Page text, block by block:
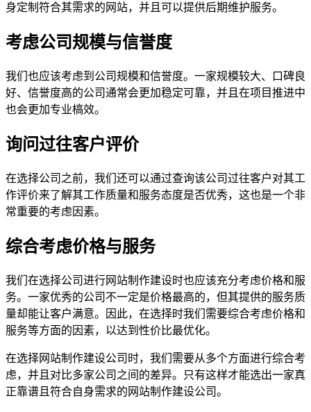
身定制符合其需求的网站，并且可以提供后期维护服务。
考虑公司规模与信誉度
我们也应该考虑到公司规模和信誉度。一家规模较大、口碑良
好、信誉度高的公司通常会更加稳定可靠，并且在项目推进中
也会更加专业槁效。
询问过往客户评价
在选择公司之前，我们还可以通过查询该公司过往客户对其工
作评价来了解其工作质量和服务态度是否优秀，这也是一个非
常重要的考虑因素。
综合考虑价格与服务
我们在选择公司进行网站制作建设时也应该充分考虑价格和服
务。一家优秀的公司不一定是价格最高的，但其提供的服务质
量却能让客户满意。因此，在选择时我们需要综合考虑价格和
服务等方面的因素，以达到性价比最优化。
在选择网站制作建设公司时，我们需要从多个方面进行综合考
虑，并且对比多家公司之间的差异。只有这样才能选出一家真
正靠谱且符合自身需求的网站制作建设公司。